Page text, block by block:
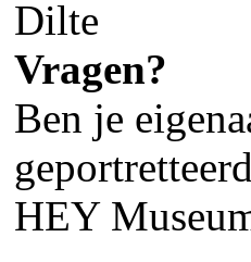
Dilte
Vragen?
Ben je
HEY